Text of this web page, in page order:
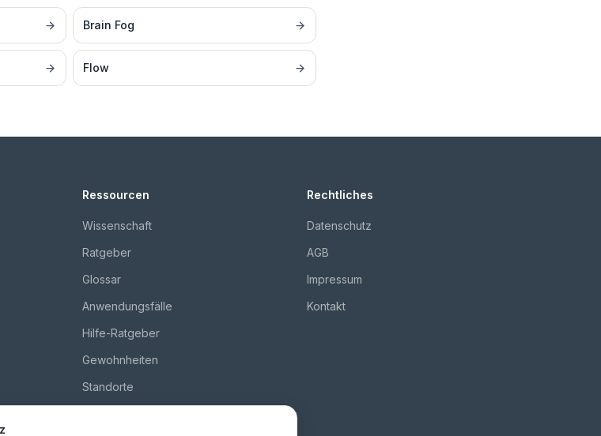
Brain Fog
Flow
Ressourcen
Wissenschaft
Ratgeber
Glossar
Anwendungsfälle
Hilfe-Ratgeber
Gewohnheiten
Standorte
Rechtliches
Datenschutz
AGB
Impressum
Kontakt